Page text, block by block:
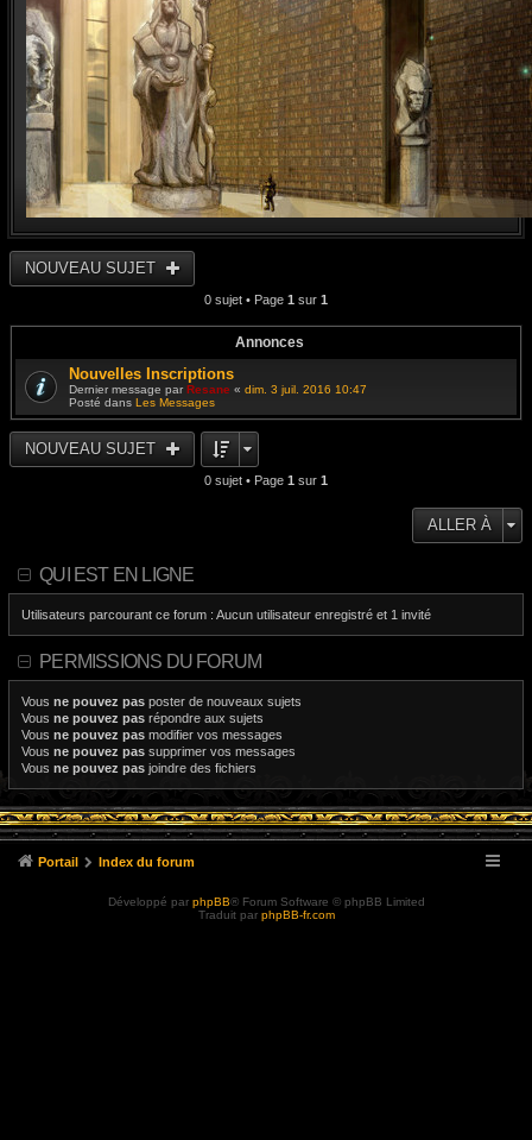
NOUVEAU SUJET
0 sujet • Page 1 sur 1
Annonces
Nouvelles Inscriptions
Dernier message parResane « dim. 3 juil. 2016 10:47
Posté dans Les Messages
NOUVEAU SUJET
0 sujet • Page 1 sur 1
ALLER À
QUI EST EN LIGNE
Utilisateurs parcourant ce forum : Aucun utilisateur enregistré et 1 invité
PERMISSIONS DU FORUM
Vous ne pouvez pas poster de nouveaux sujets
Vous ne pouvez pas répondre aux sujets
Vous ne pouvez pas modifier vos messages
Vous ne pouvez pas supprimer vos messages
Vous ne pouvez pas joindre des fichiers
Portail Index du forum
Développé par phpBB® Forum Software © phpBB Limited
Traduit par phpBB-fr.com